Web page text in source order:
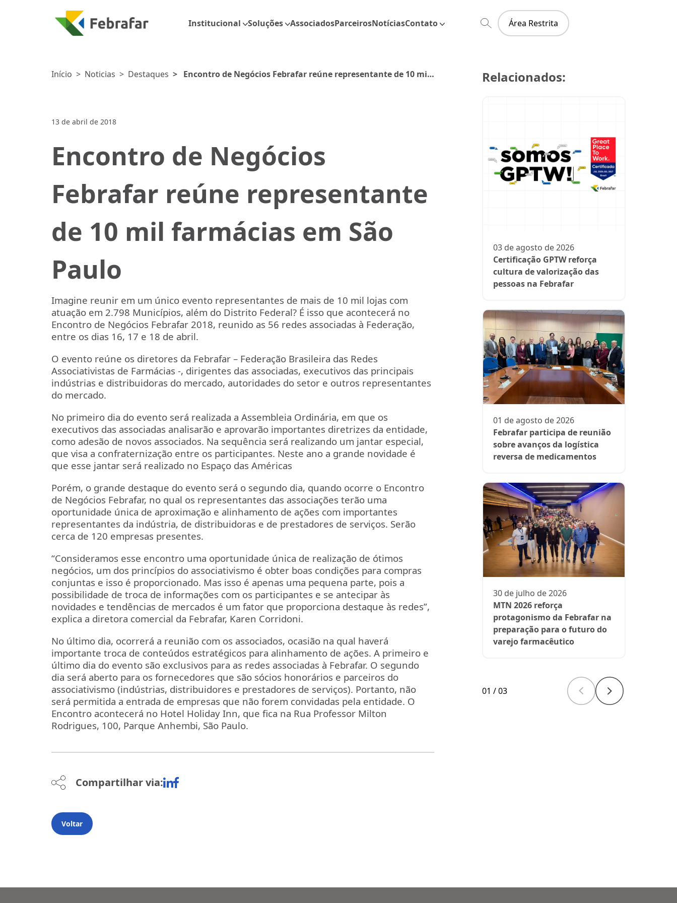
Institucional Soluções AssociadosParceirosNotíciasContato Área Restrita
Início > Noticias > Destaques > Encontro de Negócios Febrafar reúne representante de 10 mil
13 de abril de 2018
Encontro de Negócios
Febrafar reúne representante
de 10 mil farmácias em São
Paulo
Imagine reunir em um único evento representantes de mais de 10 mil lojas com
atuação em 2.798 Municípios, além do Distrito Federal? É isso que acontecerá no
Encontro de Negócios Febrafar 2018, reunido as 56 redes associadas à Federação,
entre os dias 16, 17 e 18 de abril.
O evento reúne os diretores da Febrafar – Federação Brasileira das Redes
Associativistas de Farmácias -, dirigentes das associadas, executivos das principais
indústrias e distribuidoras do mercado, autoridades do setor e outros representantes
do mercado.
No primeiro dia do evento será realizada a Assembleia Ordinária, em que os
executivos das associadas analisarão e aprovarão importantes diretrizes da entidade,
como adesão de novos associados. Na sequência será realizando um jantar especial,
que visa a confraternização entre os participantes. Neste ano a grande novidade é
que esse jantar será realizado no Espaço das Américas
Porém, o grande destaque do evento será o segundo dia, quando ocorre o Encontro
de Negócios Febrafar, no qual os representantes das associações terão uma
oportunidade única de aproximação e alinhamento de ações com importantes
representantes da indústria, de distribuidoras e de prestadores de serviços. Serão
cerca de 120 empresas presentes.
“Consideramos esse encontro uma oportunidade única de realização de ótimos
negócios, um dos princípios do associativismo é obter boas condições para compras
conjuntas e isso é proporcionado. Mas isso é apenas uma pequena parte, pois a
possibilidade de troca de informações com os participantes e se antecipar às
novidades e tendências de mercados é um fator que proporciona destaque às redes”,
explica a diretora comercial da Febrafar, Karen Corridoni.
No último dia, ocorrerá a reunião com os associados, ocasião na qual haverá
importante troca de conteúdos estratégicos para alinhamento de ações. A primeiro e
último dia do evento são exclusivos para as redes associadas à Febrafar. O segundo
dia será aberto para os fornecedores que são sócios honorários e parceiros do
associativismo (indústrias, distribuidores e prestadores de serviços). Portanto, não
será permitida a entrada de empresas que não forem convidadas pela entidade. O
Encontro acontecerá no Hotel Holiday Inn, que fica na Rua Professor Milton
Rodrigues, 100, Parque Anhembi, São Paulo.
Compartilhar via:
Voltar
Relacionados:
03 de agosto de 2026
Certificação GPTW reforça
cultura de valorização das
pessoas na Febrafar
01 de agosto de 2026
Febrafar participa de reunião
sobre avanços da logística
reversa de medicamentos
30 de julho de 2026
MTN 2026 reforça
protagonismo da Febrafar na
preparação para o futuro do
varejo farmacêutico
01 /03